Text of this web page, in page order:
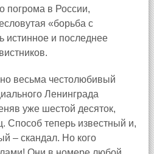
погрома в России,
«борьба с
истинное и последнее
весьма честолюбивый
Ленинграда
уже шестой десяток,
Способ теперь известный и,
– скандал. Но кого